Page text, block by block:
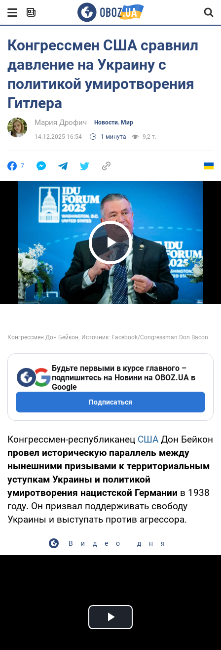
Конгрессмен США сравнил
давление на Украину с
политикой умиротворения
Гитлера
Мария Дрофич Новости. Мир
14.12.2025 16:54 1 минута 9,2 т.
7
Play Video
Будьте первыми в курсе главного –
подпишитесь на Новини на OBOZ.UA в
Google
Подписаться
Конгрессмен-республиканец США Дон Бейкон
провел историческую параллель между
нынешними призывами к территориальным
уступкам Украины и политикой
умиротворения нацистской Германии в 1938
году. Он призвал поддерживать свободу
Украины и выступать против агрессора.
Видео дня
Play Video